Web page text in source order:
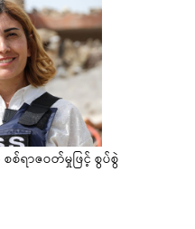
ရာဇဝတ်မှုဖြင့် စွပ်စွဲ